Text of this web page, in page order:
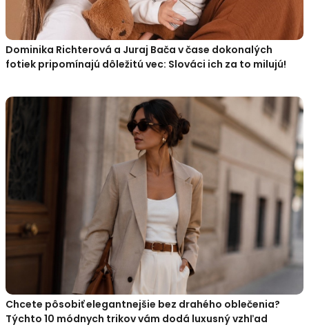
Dominika Richterová a Juraj Bača v čase dokonalých
fotiek pripomínajú dôležitú vec: Slováci ich za to milujú!
Chcete pôsobiť elegantnejšie bez drahého oblečenia?
Týchto 10 módnych trikov vám dodá luxusný vzhľad